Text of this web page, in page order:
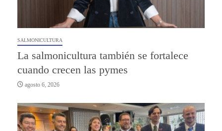
SALMONICULTURA
La salmonicultura también se fortalece
cuando crecen las pymes
agosto 6, 2026